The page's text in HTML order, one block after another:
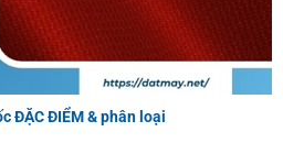
ĐẶC ĐIỂM & phân loại